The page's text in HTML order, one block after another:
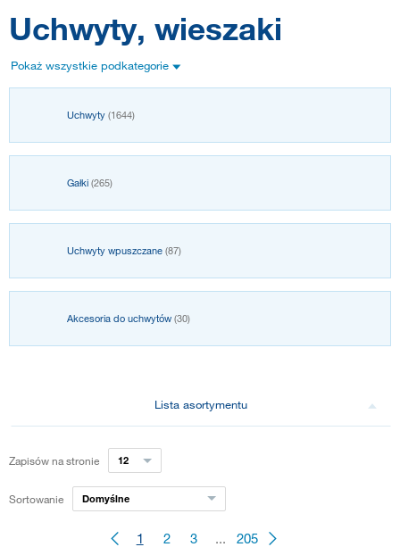
Uchwyty, wieszaki
Pokaż wszystkie podkategorie
Uchwyty (1644)
Gałki (265)
Uchwyty wpuszczane (87)
Akcesoria do uchwytów (30)
Lista asortymentu
Zapisów na stronie 12
Sortowanie Domyślne
1 2 3 ... 205